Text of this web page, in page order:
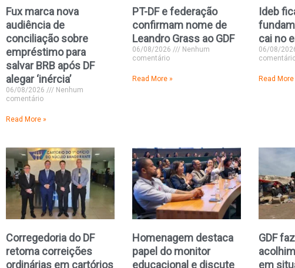
Fux marca nova
audiência de
conciliação sobre
empréstimo para
salvar BRB após DF
alegar ‘inércia’
06/08/2026
Nenhum
comentário
Read More »
PT-DF e federação
confirmam nome de
Leandro Grass ao GDF
06/08/2026
Nenhum
comentário
Read More »
Ideb
cai no
06/08/
Read More
Corregedoria do DF
retoma correições
ordinárias em cartórios
Homenagem destaca
papel do monitor
educacional e discute
GDF
em